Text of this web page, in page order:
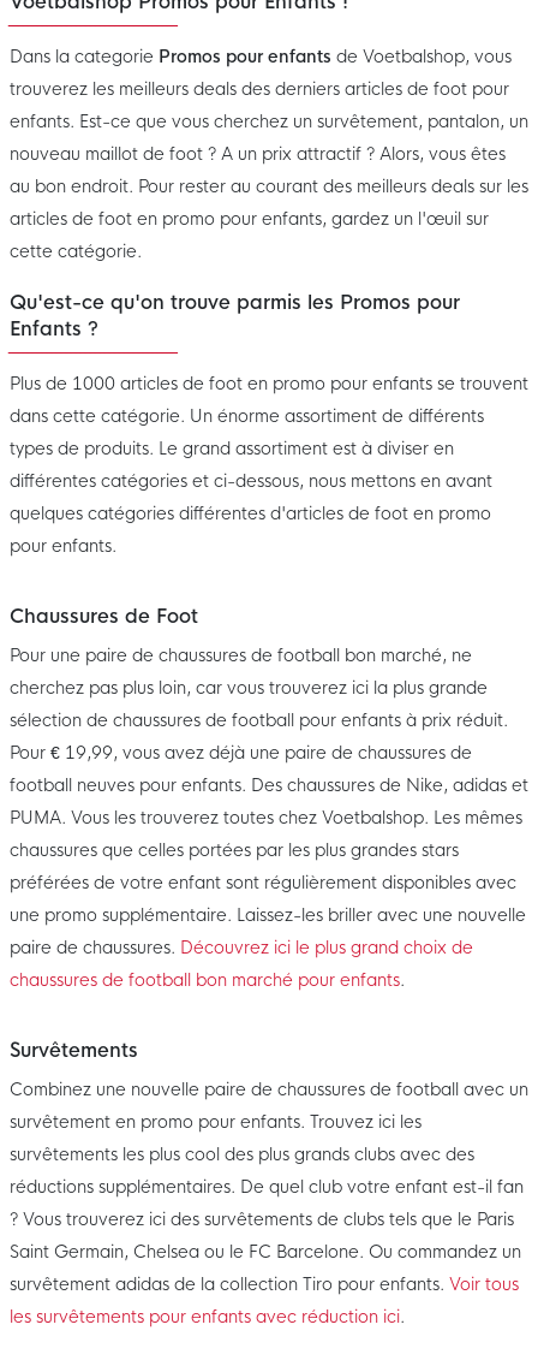
Dans la categorie Promos pour enfants de Voetbalshop, vous
trouverez les meilleurs deals des derniers articles de foot pour
enfants. Est-ce que vous cherchez un survêtement, pantalon, un
nouveau maillot de foot ? A un prix attractif ? Alors, vous êtes
au bon endroit. Pour rester au courant des meilleurs deals sur les
articles de foot en promo pour enfants, gardez un l'œuil sur
cette catégorie.
Qu'est-ce qu'on trouve parmis les Promos pour
Enfants ?
Plus de 1000 articles de foot en promo pour enfants se trouvent
dans cette catégorie. Un énorme assortiment de différents
types de produits. Le grand assortiment est à diviser en
différentes catégories et ci-dessous, nous mettons en avant
quelques catégories différentes d'articles de foot en promo
pour enfants.
Chaussures de Foot
Pour une paire de chaussures de football bon marché, ne
cherchez pas plus loin, car vous trouverez ici la plus grande
sélection de chaussures de football pour enfants à prix réduit.
Pour € 19,99, vous avez déjà une paire de chaussures de
football neuves pour enfants. Des chaussures de Nike, adidas et
PUMA. Vous les trouverez toutes chez Voetbalshop. Les mêmes
chaussures que celles portées par les plus grandes stars
préférées de votre enfant sont régulièrement disponibles avec
une promo supplémentaire. Laissez-les briller avec une nouvelle
paire de chaussures. Découvrez ici le plus grand choix de
chaussures de football bon marché pour enfants.
Survêtements
Combinez une nouvelle paire de chaussures de football avec un
survêtement en promo pour enfants. Trouvez ici les
survêtements les plus cool des plus grands clubs avec des
réductions supplémentaires. De quel club votre enfant est-il fan
? Vous trouverez ici des survêtements de clubs tels que le Paris
Saint Germain, Chelsea ou le FC Barcelone. Ou commandez un
survêtement adidas de la collection Tiro pour enfants. Voir tous
les survêtements pour enfants avec réduction ici.